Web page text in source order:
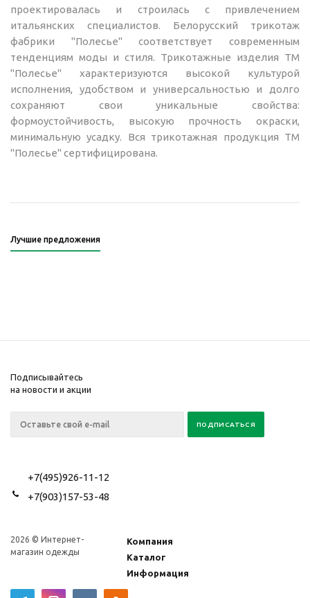
проектировалась и строилась с привлечением
итальянских специалистов. Белорусский трикотаж
фабрики "Полесье" соответствует современным
тенденциям моды и стиля. Трикотажные изделия ТМ
"Полесье" характеризуются высокой культурой
исполнения, удобством и универсальностью и долго
сохраняют свои уникальные свойства:
формоустойчивость, высокую прочность окраски,
минимальную усадку. Вся трикотажная продукция ТМ
"Полесье" сертифицирована.
Лучшие предложения
Подписывайтесь
на новости и акции
+7(495)926-11-12
+7(903)157-53-48
2026 © Интернет-
магазин одежды
Компания
Каталог
Информация